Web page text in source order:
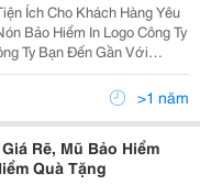
Ích Cho Khách Hàng Yêu
Ty Bạn Đến Gần Với
Chọn Cho Mình Một>1 năm
Rẽ, Mũ Bảo Hiểm
Quà Tặng